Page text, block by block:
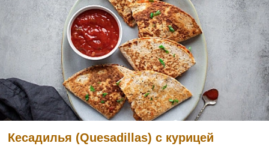
Кесадилья (Quesadillas) с курицей